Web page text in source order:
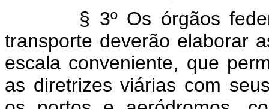
§ 3º Os órgãos
transporte deverão elaborar
escala conveniente, que
as diretrizes viárias com